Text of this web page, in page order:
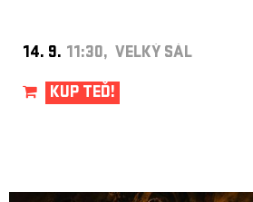
14. 9. 11:30, VELKÝ SÁL
KUP TEĎ!